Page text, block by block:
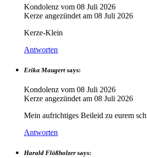
Kondolenz vom 08 Juli 2026
Kerze angezündet am 08 Juli 2026
Kerze-Klein
Antworten
Erika Maugert says:
Kondolenz vom 08 Juli 2026
Kerze angezündet am 08 Juli 2026
Mein aufrichtiges Beileid zu eurem
Antworten
Harald Flößholzer says: